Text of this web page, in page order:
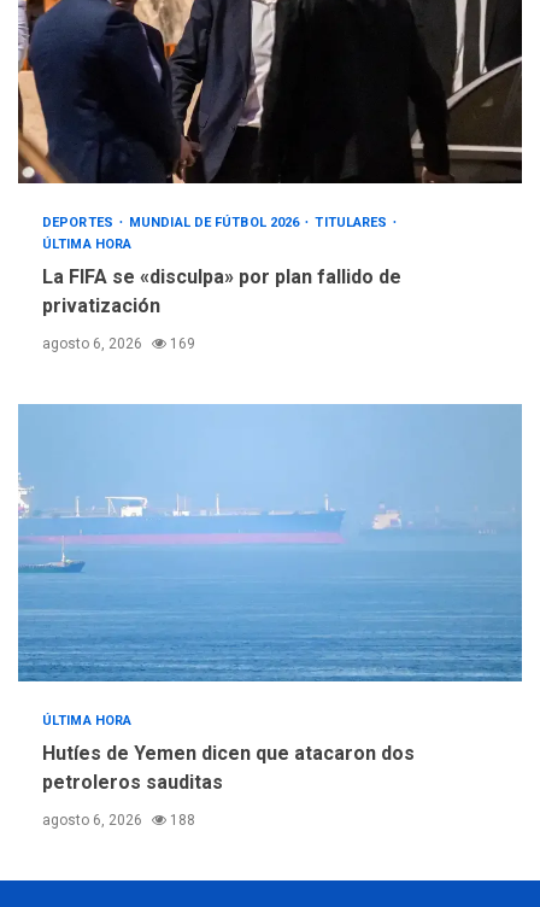
DEPORTES MUNDIAL DE FÚTBOL 2026
TITULARES
ÚLTIMA HORA
La FIFA se «disculpa» por plan fallido de
privatización
agosto 6, 2026 169
ÚLTIMA HORA
Hutíes de Yemen dicen que atacaron dos
petroleros sauditas
agosto 6, 2026 188